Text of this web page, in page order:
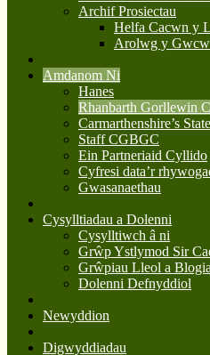
Archif Prosiectau
Helfa Cacwn y
Arolwg y
Amdanom Ni
Hanes
Rhanbarth Gorllewin
Carmarthenshire’s
Staff CGBGC
Ein Partneriaid Cyllido
Cyfresi data’r
Gwasanaethau
Cysylltiadau a Dolenni
Cysylltiwch â ni
Grŵp Ystlymod Sir
Grŵpiau Lleol a
Dolenni Defnyddiol
Newyddion
Digwyddiadau